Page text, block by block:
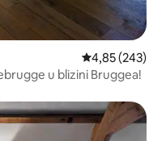
Prosječna
4,85 (243)
u blizini Bruggea!
„Odabrali gosti”